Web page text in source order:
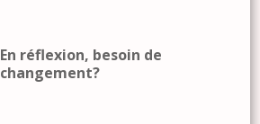
En réflexion, besoin de
changement?